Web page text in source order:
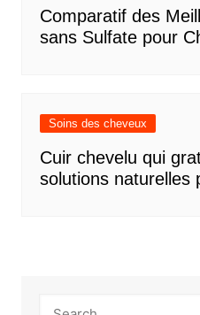
Comparatif des
sans Sulfate pour
Soins des cheveux
Cuir chevelu qui
solutions naturelles